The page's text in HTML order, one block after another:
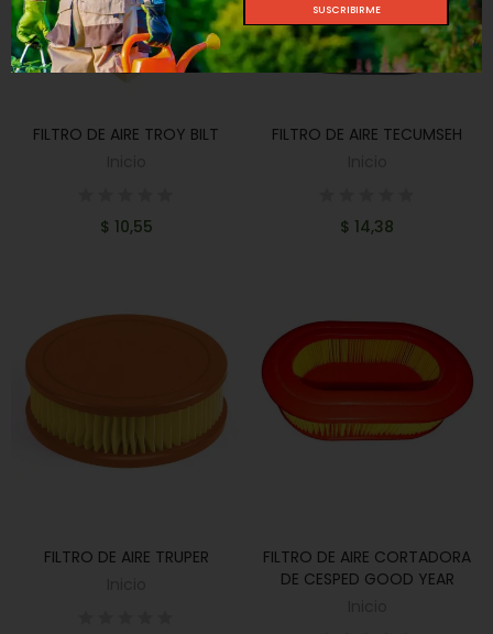
AÑADIR AL CARRITO
FILTRO DE AIRE TROY BILT
$ 10,55
AÑADIR AL CARRITO
FILTRO DE AIRE TECUMSEH
$ 14,38
AÑADIR AL CARRITO
FILTRO DE AIRE TRUPER
AÑADIR AL CARRITO
FILTRO DE AIRE CORTADORA
DE CESPED GOOD YEAR